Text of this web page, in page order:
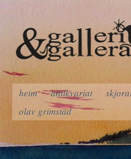
heim antikvariat
olav grimstad